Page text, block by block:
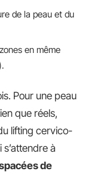
de la peau et du
en même
Pour une peau
que réels,
lifting cervico-
à
de